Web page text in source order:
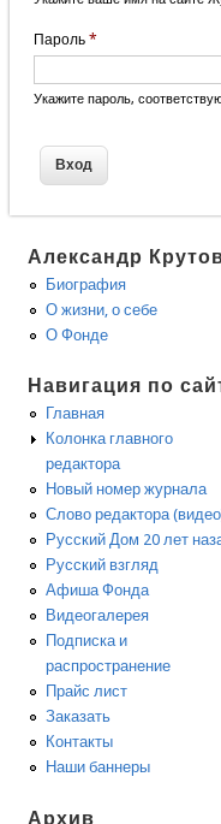
Пароль *
Укажите пароль,
Александр
Биография
О жизни, о себе
О Фонде
Навигация по
Главная
Колонка главного
редактора
Новый номер журнала
Слово редактора
Русский Дом 20 лет
Русский взгляд
Афиша Фонда
Видеогалерея
Подписка и
распространение
Прайс лист
Заказать
Контакты
Наши баннеры
Архив